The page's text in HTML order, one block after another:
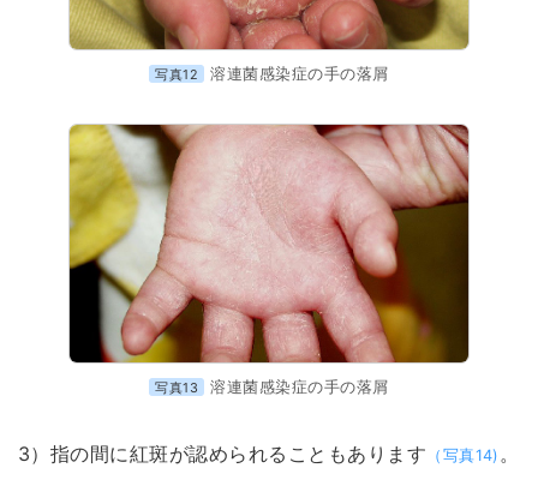
写真12 溶連菌感染症の手の落屑
写真13 溶連菌感染症の手の落屑
3）指の間に紅斑が認められることもあります （写真14) 。